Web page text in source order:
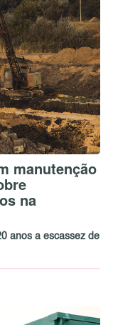
manutenção
na
anos a escassez de